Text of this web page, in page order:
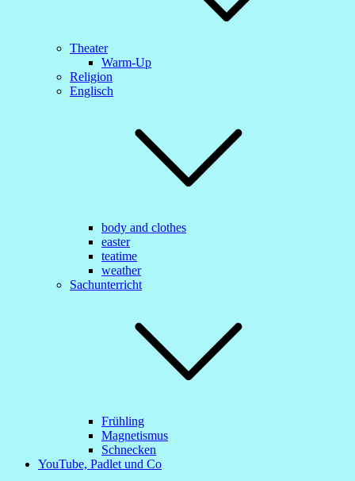
Theater
Warm-Up
Religion
Englisch
body and clothes
easter
teatime
weather
Sachunterricht
Frühling
Magnetismus
Schnecken
YouTube, Padlet und Co